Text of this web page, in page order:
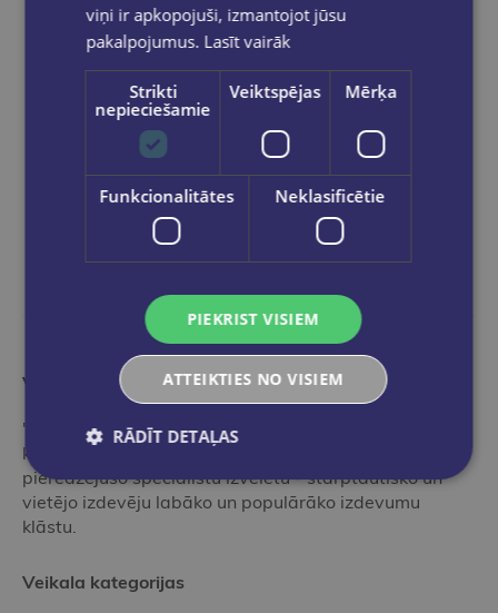
€0.25
Ielikt grozā
Vairāk nekā grāmatnīca
"Globuss" ir ideāla pieturvieta grāmatu pasaulē tiem,
kas vēlas iepazīties ar mūsu profesionālo,
pieredzējušo speciālistu izvēlētu - starptautisko un
vietējo izdevēju labāko un populārāko izdevumu
klāstu.
Veikala kategorijas
viņi ir apkopojuši, izmantojot jūsu
pakalpojumus. Lasīt vairāk
Strikti
nepieciešamie
Veiktspējas Mērķa
Funkcionalitātes Neklasificētie
PIEKRIST VISIEM
ATTEIKTIES NO VISIEM
RĀDĪT DETAĻAS